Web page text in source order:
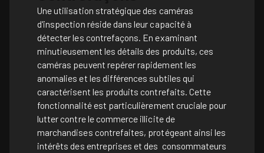
Une utilisation stratégique des caméras
d'inspection réside dans leur capacité à
détecter les contrefaçons. En examinant
minutieusement les détails des produits, ces
caméras peuvent repérer rapidement les
anomalies et les différences subtiles qui
caractérisent les produits contrefaits. Cette
fonctionnalité est particulièrement cruciale pour
lutter contre le commerce illicite de
marchandises contrefaites, protégeant ainsi les
intérêts des entreprises et des consommateurs